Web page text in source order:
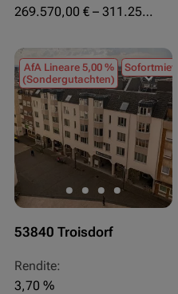
269.570,00 € – 311.250,00 €
AfA Lineare 5,00 %
(Sondergutachten)
Sofortmiete
53840 Troisdorf
Rendite:
3,70 %